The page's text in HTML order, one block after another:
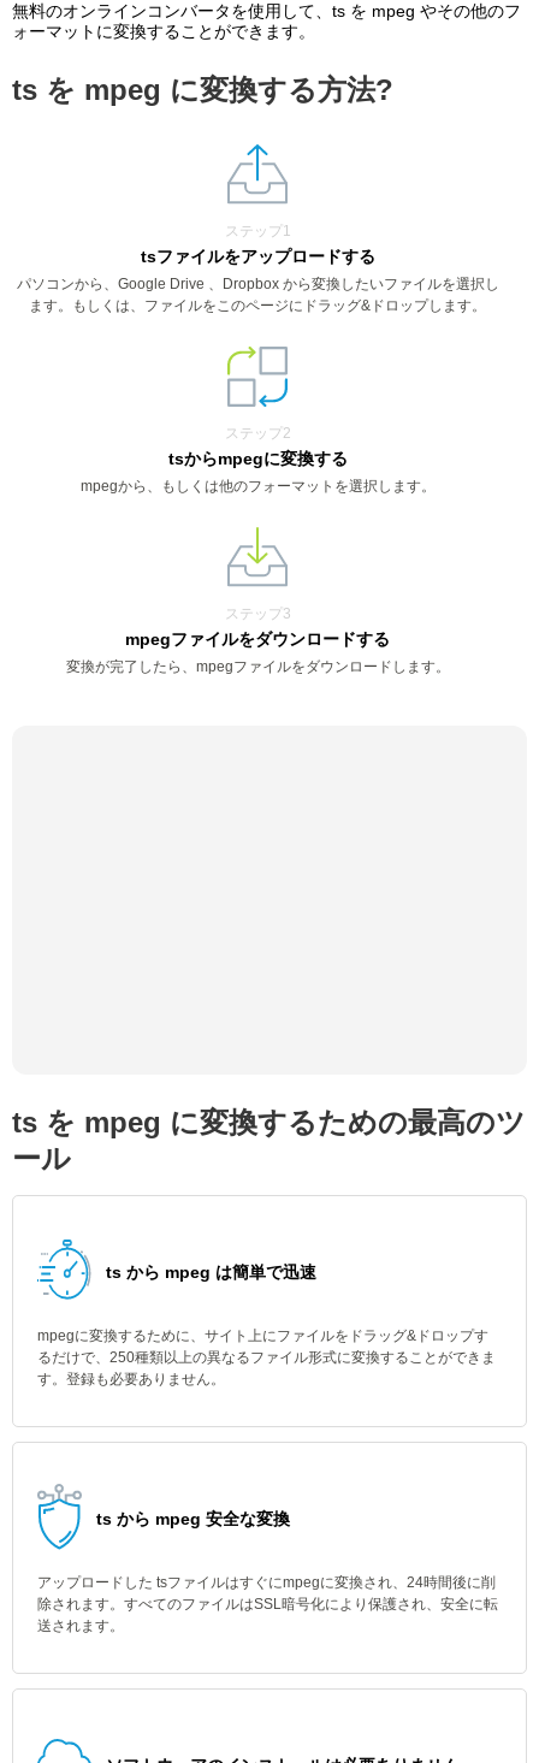
無料のオンラインコンバータを使用して、ts を mpeg やその他のフ
ォーマットに変換することができます。
ts を mpeg に変換する方法?
ステップ1
tsファイルをアップロードする
パソコンから、Google Drive 、Dropbox から変換したいファイルを選択し
ます。もしくは、ファイルをこのページにドラッグ&ドロップします。
ステップ2
tsからmpegに変換する
mpegから、もしくは他のフォーマットを選択します。
ステップ3
mpegファイルをダウンロードする
変換が完了したら、mpegファイルをダウンロードします。
ts を mpeg に変換するための最高のツ
ール
ts から mpeg は簡単で迅速
mpegに変換するために、サイト上にファイルをドラッグ&ドロップす
るだけで、250種類以上の異なるファイル形式に変換することができま
す。登録も必要ありません。
ts から mpeg 安全な変換
アップロードした tsファイルはすぐにmpegに変換され、24時間後に削
除されます。すべてのファイルはSSL暗号化により保護され、安全に転
送されます。